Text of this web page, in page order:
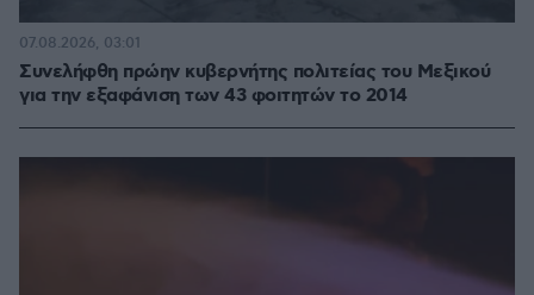
Συνελήφθη πρώην κυβερνήτης πολιτείας του Μεξικού
για την εξαφάνιση των 43 φοιτητών το 2014
07.08.2026, 03:01